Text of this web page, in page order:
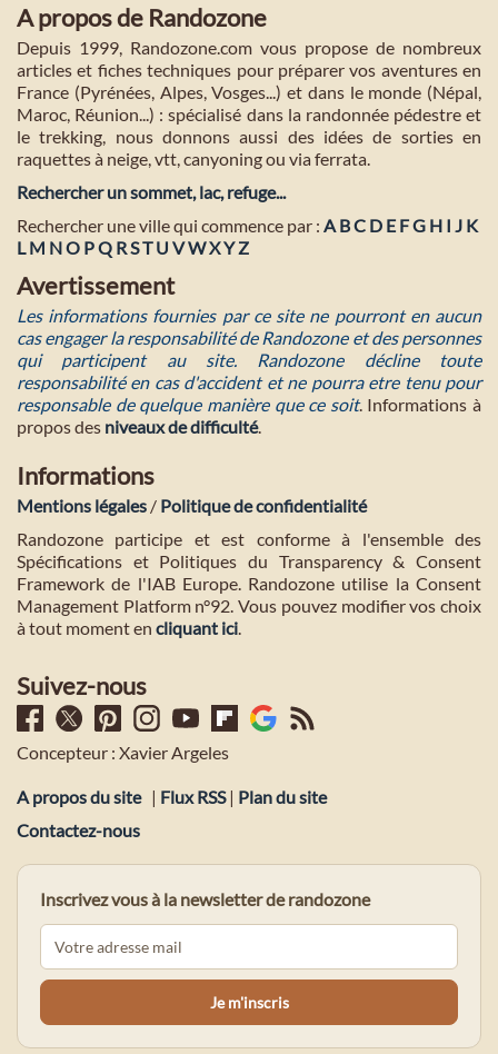
A propos de Randozone
Depuis 1999, Randozone.com vous propose de nombreux
articles et fiches techniques pour préparer vos aventures en
France (Pyrénées, Alpes, Vosges...) et dans le monde (Népal,
Maroc, Réunion...) : spécialisé dans la randonnée pédestre et
le trekking, nous donnons aussi des idées de sorties en
raquettes à neige, vtt, canyoning ou via ferrata.
Rechercher un sommet, lac, refuge...
Rechercher une ville qui commence par : A BC D E FG H I J K
L M NO PQ RST U VWXYZ
Avertissement
Les informations fournies par ce site ne pourront en aucun
cas engager la responsabilité de Randozone et des personnes
qui participent au site. Randozone décline toute
responsabilité en cas d'accident et ne pourra etre tenu pour
responsable de quelque manière que ce soit. Informations à
propos des niveaux de difficulté.
Informations
Mentions légales / Politique de confidentialité
Randozone participe et est conforme à l'ensemble des
Spécifications et Politiques du Transparency & Consent
Framework de l'IAB Europe. Randozone utilise la Consent
Management Platform n°92. Vous pouvez modifier vos choix
à tout moment en cliquant ici.
Suivez-nous
Concepteur : Xavier Argeles
A propos du site | Flux RSS| Plan du site
Contactez-nous
Inscrivez vous à la newsletter de randozone